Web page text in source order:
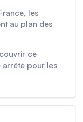
les
au plan des
ce
arrêté pour les